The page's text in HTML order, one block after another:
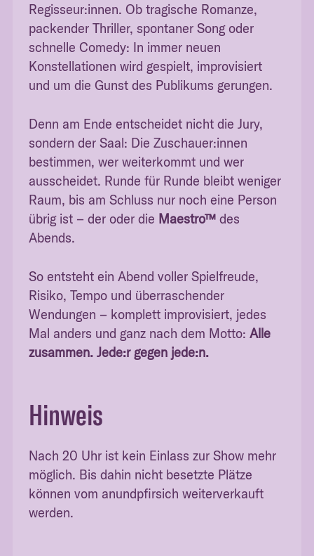
Regisseur:innen. Ob tragische Romanze,
packender Thriller, spontaner Song oder
schnelle Comedy: In immer neuen
Konstellationen wird gespielt, improvisiert
und um die Gunst des Publikums gerungen.
Denn am Ende entscheidet nicht die Jury,
sondern der Saal: Die Zuschauer:innen
bestimmen, wer weiterkommt und wer
ausscheidet. Runde für Runde bleibt weniger
Raum, bis am Schluss nur noch eine Person
übrig ist – der oder die Maestro™ des
Abends.
So entsteht ein Abend voller Spielfreude,
Risiko, Tempo und überraschender
Wendungen – komplett improvisiert, jedes
Mal anders und ganz nach dem Motto:Alle
zusammen. Jede:r gegen jede:n.
Hinweis
Nach 20 Uhr ist kein Einlass zur Show mehr
möglich. Bis dahin nicht besetzte Plätze
können vom anundpfirsich weiterverkauft
werden.